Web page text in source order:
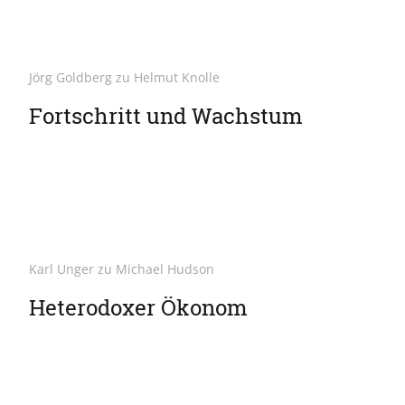
Jörg Goldberg zu Helmut Knolle
Fortschritt und Wachstum
Karl Unger zu Michael Hudson
Heterodoxer Ökonom